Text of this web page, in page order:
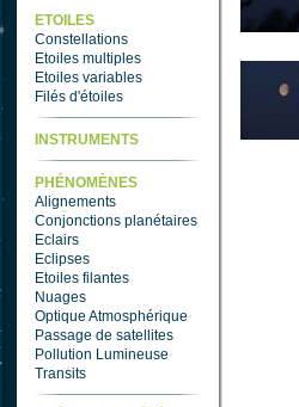
ETOILES
Constellations
Etoiles multiples
Etoiles variables
Filés d'étoiles
INSTRUMENTS
PHÉNOMÈNES
Alignements
Conjonctions planétaires
Eclairs
Eclipses
Etoiles filantes
Nuages
Optique Atmosphérique
Passage de satellites
Pollution Lumineuse
Transits